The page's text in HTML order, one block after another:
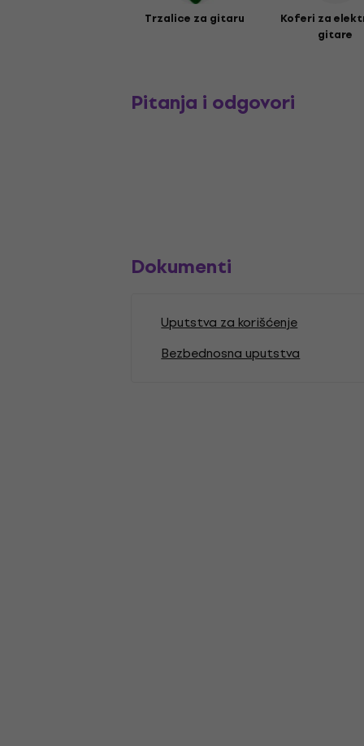
Trzalice za gitaru
Koferi za
gitare
Pitanja i odgovori
Dokumenti
Uputstva za korišćenje
Bezbednosna uputstva